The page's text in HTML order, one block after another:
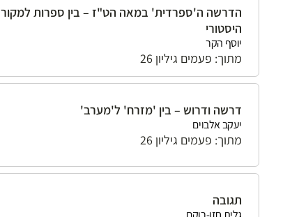
הדרשה ה'ספרדית' במאה הט"ז – בין ספרות למקור
היסטורי
יוסף הקר
מתוך: פעמים גיליון 26
דרשה ודרוש – בין 'מזרח' ל'מערב'
יעקב אלבוים
מתוך: פעמים גיליון 26
תגובה